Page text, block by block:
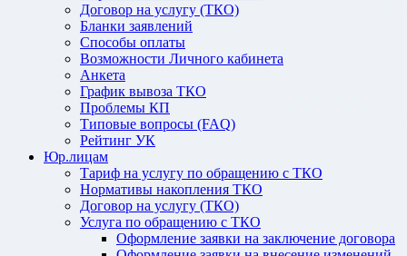
Договор на услугу (ТКО)
Бланки заявлений
Способы оплаты
Возможности Личного кабинета
Анкета
График вывоза ТКО
Проблемы КП
Типовые вопросы (FAQ)
Рейтинг УК
Юр.лицам
Тариф на услугу по обращению с ТКО
Нормативы накопления ТКО
Договор на услугу (ТКО)
Услуга по обращению с ТКО
Оформление заявки на заключение договора